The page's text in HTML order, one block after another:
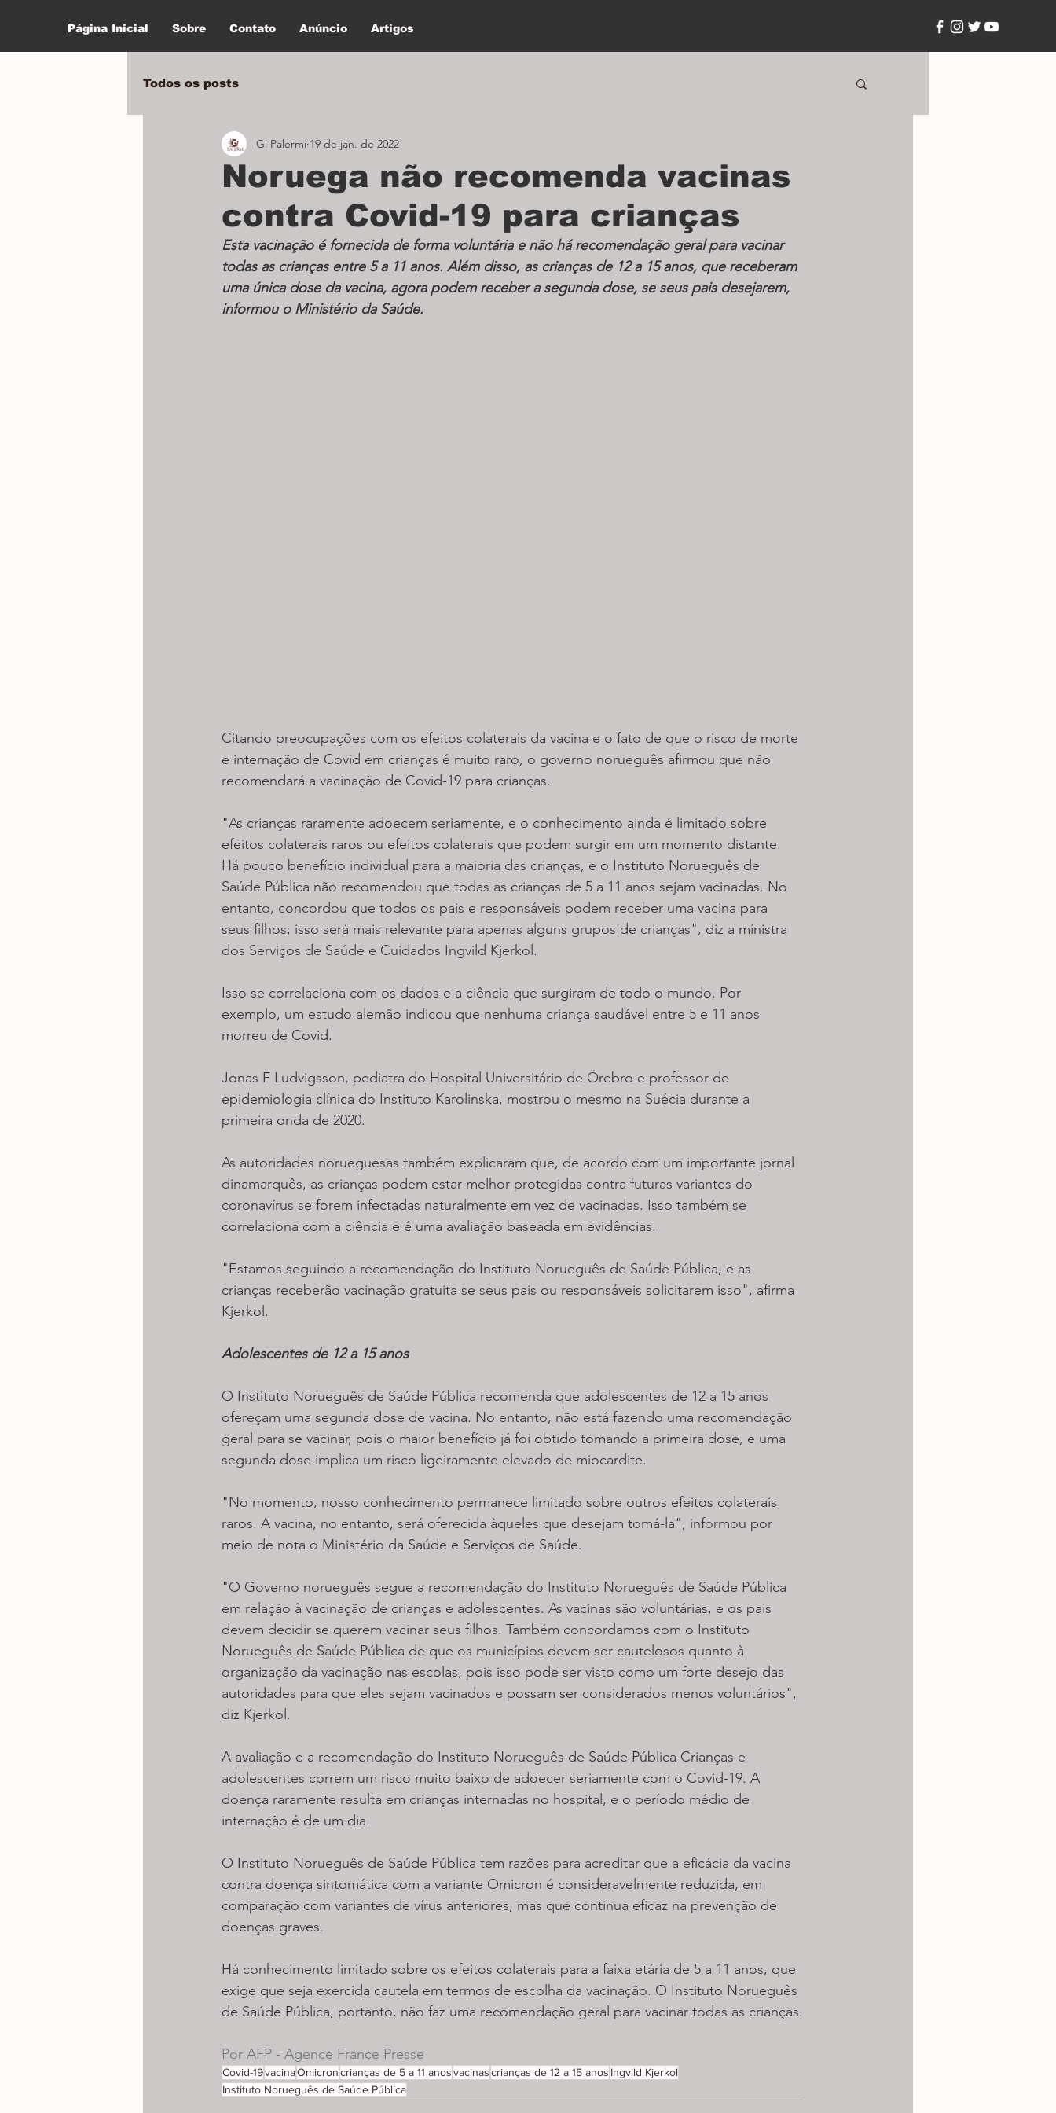
Página Inicial Sobre Contato Anúncio Artigos
Todos os posts
Noruega não recomenda vacinas
contra Covid-19 para crianças
Gi Palermi 19 de jan. de 2022
Esta vacinação é fornecida de forma voluntária e não há recomendação geral para vacinar
todas as crianças entre 5 a 11 anos. Além disso, as crianças de 12 a 15 anos, que receberam
uma única dose da vacina, agora podem receber a segunda dose, se seus pais desejarem,
informou o Ministério da Saúde.
Citando preocupações com os efeitos colaterais da vacina e o fato de que o risco de morte
e internação de Covid em crianças é muito raro, o governo norueguês afirmou que não
recomendará a vacinação de Covid-19 para crianças.
"As crianças raramente adoecem seriamente, e o conhecimento ainda é limitado sobre
efeitos colaterais raros ou efeitos colaterais que podem surgir em um momento distante.
Há pouco benefício individual para a maioria das crianças, e o Instituto Norueguês de
Saúde Pública não recomendou que todas as crianças de 5 a 11 anos sejam vacinadas. No
entanto, concordou que todos os pais e responsáveis podem receber uma vacina para
seus filhos; isso será mais relevante para apenas alguns grupos de crianças", diz a ministra
dos Serviços de Saúde e Cuidados Ingvild Kjerkol.
Isso se correlaciona com os dados e a ciência que surgiram de todo o mundo. Por
exemplo, um estudo alemão indicou que nenhuma criança saudável entre 5 e 11 anos
morreu de Covid.
Jonas F Ludvigsson, pediatra do Hospital Universitário de Örebro e professor de
epidemiologia clínica do Instituto Karolinska, mostrou o mesmo na Suécia durante a
primeira onda de 2020.
As autoridades norueguesas também explicaram que, de acordo com um importante jornal
dinamarquês, as crianças podem estar melhor protegidas contra futuras variantes do
coronavírus se forem infectadas naturalmente em vez de vacinadas. Isso também se
correlaciona com a ciência e é uma avaliação baseada em evidências.
"Estamos seguindo a recomendação do Instituto Norueguês de Saúde Pública, e as
crianças receberão vacinação gratuita se seus pais ou responsáveis solicitarem isso", afirma
Kjerkol.
Adolescentes de 12 a 15 anos
O Instituto Norueguês de Saúde Pública recomenda que adolescentes de 12 a 15 anos
ofereçam uma segunda dose de vacina. No entanto, não está fazendo uma recomendação
geral para se vacinar, pois o maior benefício já foi obtido tomando a primeira dose, e uma
segunda dose implica um risco ligeiramente elevado de miocardite.
"No momento, nosso conhecimento permanece limitado sobre outros efeitos colaterais
raros. A vacina, no entanto, será oferecida àqueles que desejam tomá-la", informou por
meio de nota o Ministério da Saúde e Serviços de Saúde.
"O Governo norueguês segue a recomendação do Instituto Norueguês de Saúde Pública
em relação à vacinação de crianças e adolescentes. As vacinas são voluntárias, e os pais
devem decidir se querem vacinar seus filhos. Também concordamos com o Instituto
Norueguês de Saúde Pública de que os municípios devem ser cautelosos quanto à
organização da vacinação nas escolas, pois isso pode ser visto como um forte desejo das
autoridades para que eles sejam vacinados e possam ser considerados menos voluntários",
diz Kjerkol.
A avaliação e a recomendação do Instituto Norueguês de Saúde Pública Crianças e
adolescentes correm um risco muito baixo de adoecer seriamente com o Covid-19. A
doença raramente resulta em crianças internadas no hospital, e o período médio de
internação é de um dia.
O Instituto Norueguês de Saúde Pública tem razões para acreditar que a eficácia da vacina
contra doença sintomática com a variante Omicron é consideravelmente reduzida, em
comparação com variantes de vírus anteriores, mas que continua eficaz na prevenção de
doenças graves.
Há conhecimento limitado sobre os efeitos colaterais para a faixa etária de 5 a 11 anos, que
exige que seja exercida cautela em termos de escolha da vacinação. O Instituto Norueguês
de Saúde Pública, portanto, não faz uma recomendação geral para vacinar todas as crianças.
Por AFP - Agence France Presse
Covid-19vacinaOmicroncrianças de 5 a 11 anosvacinascrianças de 12 a 15 anos Ingvild Kjerkol
Instituto Norueguês de Saúde Pública